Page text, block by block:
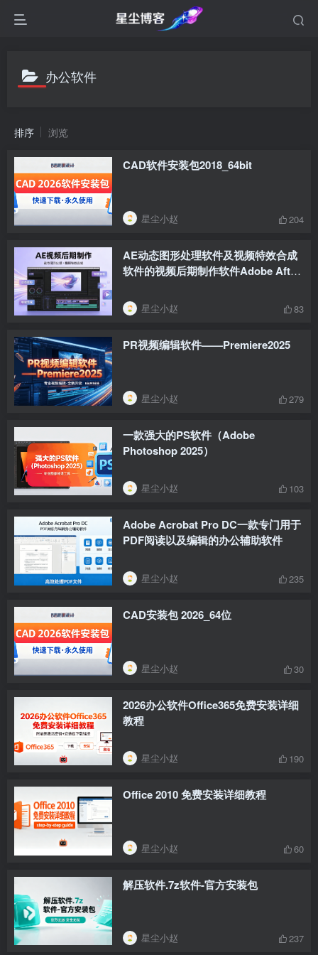
办公软件
排序 浏览
CAD软件安装包2018_64bit
星尘小赵 204
AE动态图形处理软件及视频特效合成
软件的视频后期制作软件Adobe After
星尘小赵 83
PR视频编辑软件——Premiere2025
星尘小赵 279
一款强大的PS软件（Adobe
Photoshop 2025）
星尘小赵 103
Adobe Acrobat Pro DC一款专门用于
PDF阅读以及编辑的办公辅助软件
星尘小赵 235
CAD安装包 2026_64位
星尘小赵 30
2026办公软件Office365免费安装详细
教程
星尘小赵 190
Office 2010 免费安装详细教程
星尘小赵 60
解压软件.7z软件-官方安装包
星尘小赵 237